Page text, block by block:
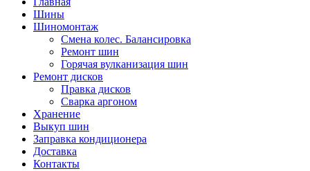
Шины
Шиномонтаж
Смена колес. Балансировка
Ремонт шин
Горячая вулканизация шин
Ремонт дисков
Правка дисков
Сварка аргоном
Хранение
Выкуп шин
Заправка кондиционера
Доставка
Контакты